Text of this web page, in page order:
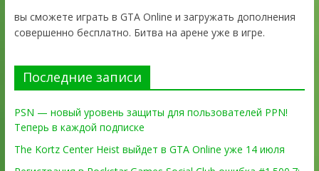
вы сможете играть в GTA Online и загружать дополнения
совершенно бесплатно. Битва на арене уже в игре.
Последние записи
PSN — новый уровень защиты для пользователей PPN!
Теперь в каждой подписке
The Kortz Center Heist выйдет в GTA Online уже 14 июля